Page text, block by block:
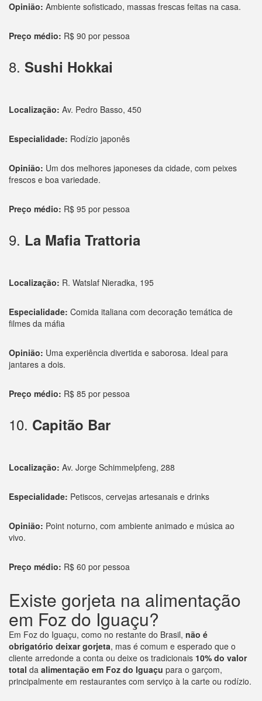
Opinião: Ambiente sofisticado, massas frescas feitas na casa.
Preço médio: R$ 90 por pessoa
8. Sushi Hokkai
Localização: Av. Pedro Basso, 450
Especialidade: Rodízio japonês
Opinião: Um dos melhores japoneses da cidade, com peixes
frescos e boa variedade.
Preço médio: R$ 95 por pessoa
9. La Mafia Trattoria
Localização: R. Watslaf Nieradka, 195
Especialidade: Comida italiana com decoração temática de
filmes da máfia
Opinião: Uma experiência divertida e saborosa. Ideal para
jantares a dois.
Preço médio: R$ 85 por pessoa
10. Capitão Bar
Localização: Av. Jorge Schimmelpfeng, 288
Especialidade: Petiscos, cervejas artesanais e drinks
Opinião: Point noturno, com ambiente animado e música ao
vivo.
Preço médio: R$ 60 por pessoa
Existe gorjeta na alimentação
em Foz do Iguaçu?
Em Foz do Iguaçu, como no restante do Brasil, não é
obrigatório deixar gorjeta, mas é comum e esperado que o
cliente arredonde a conta ou deixe os tradicionais 10% do valor
total da alimentação em Foz do Iguaçu para o garçom,
principalmente em restaurantes com serviço à la carte ou rodízio.